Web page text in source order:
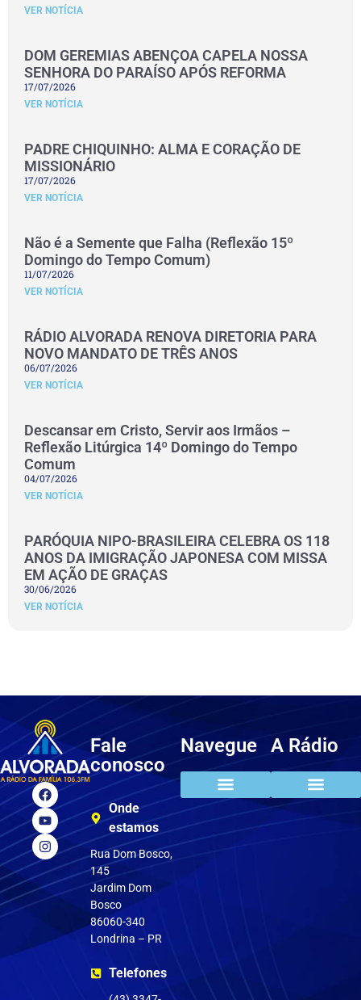
VER NOTÍCIA
DOM GEREMIAS ABENÇOA CAPELA NOSSA
SENHORA DO PARAÍSO APÓS REFORMA
17/07/2026
VER NOTÍCIA
PADRE CHIQUINHO: ALMA E CORAÇÃO DE
MISSIONÁRIO
17/07/2026
VER NOTÍCIA
Não é a Semente que Falha (Reflexão 15º
Domingo do Tempo Comum)
11/07/2026
VER NOTÍCIA
RÁDIO ALVORADA RENOVA DIRETORIA PARA
NOVO MANDATO DE TRÊS ANOS
06/07/2026
VER NOTÍCIA
Descansar em Cristo, Servir aos Irmãos –
Reflexão Litúrgica 14º Domingo do Tempo
Comum
04/07/2026
VER NOTÍCIA
PARÓQUIA NIPO-BRASILEIRA CELEBRA OS 118
ANOS DA IMIGRAÇÃO JAPONESA COM MISSA
EM AÇÃO DE GRAÇAS
30/06/2026
VER NOTÍCIA
Fale
conosco
Onde
estamos
Rua Dom Bosco,
145
Jardim Dom
Bosco
86060-340
Londrina – PR
Telefones
Navegue A Rádio